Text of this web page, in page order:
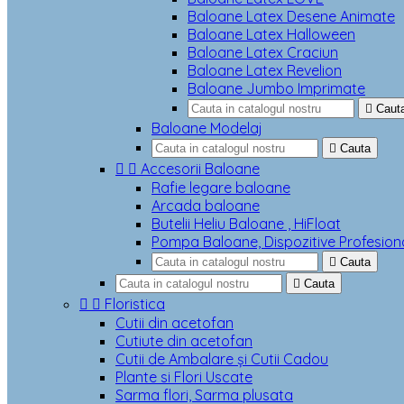
Baloane Latex Desene Animate
Baloane Latex Halloween
Baloane Latex Craciun
Baloane Latex Revelion
Baloane Jumbo Imprimate

Baloane Modelaj
 Cauta
  Accesorii Baloane
Rafie legare baloane
Arcada baloane
Butelii Heliu Baloane , HiFloat
Pompa Baloane, Dispozitive
 Cauta
 Cauta
  Floristica
Cutii din acetofan
Cutiute din acetofan
Cutii de Ambalare și Cutii Cadou
Plante si Flori Uscate
Sarma flori, Sarma plusata